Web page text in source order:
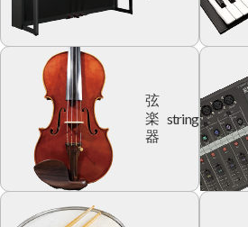
弦
楽
器
string